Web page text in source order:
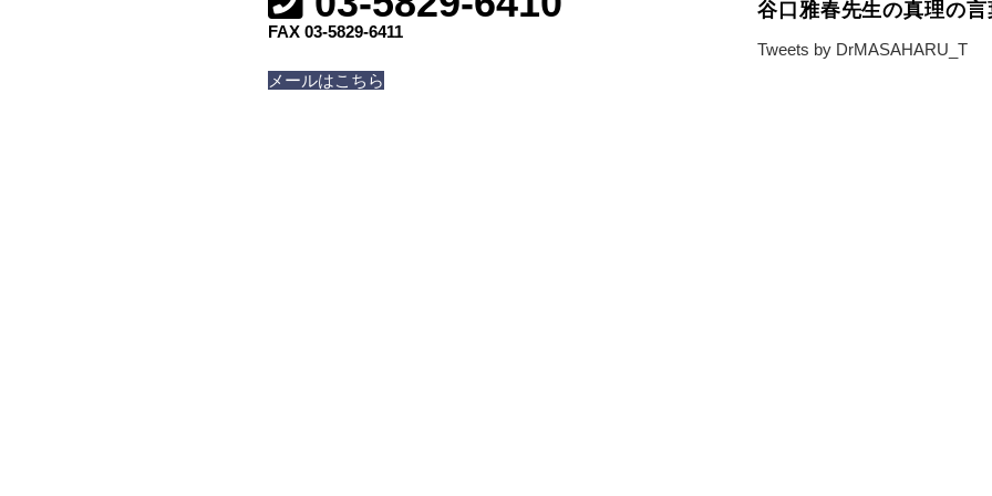
FAX 03-5829-6411
メールはこちら
谷口雅春先生の真理の言
Tweets by DrMASAHARU_T